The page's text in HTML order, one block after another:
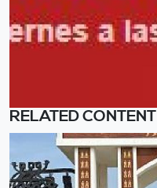
RELATED CONTENT